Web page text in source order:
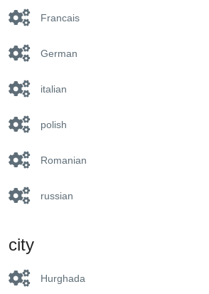
Francais
German
italian
polish
Romanian
russian
city
Hurghada